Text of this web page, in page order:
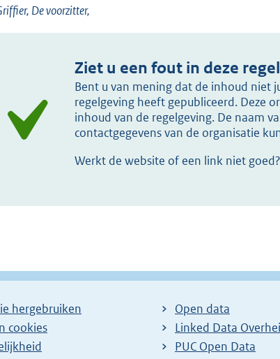
De voorzitter,
Ziet u een fout in deze
Bent u van mening dat de inhoud niet
regelgeving heeft gepubliceerd. Deze
inhoud van de regelgeving. De naam
contactgegevens van de organisatie
Werkt de website of een link niet
hergebruiken
cookies
Open data
Linked Data
PUC Open Data